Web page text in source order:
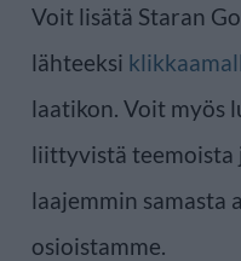
Voit lisätä Staran
lähteeksi
laatikon. Voit myös
liittyvistä teemoista
laajemmin samasta
osioistamme.